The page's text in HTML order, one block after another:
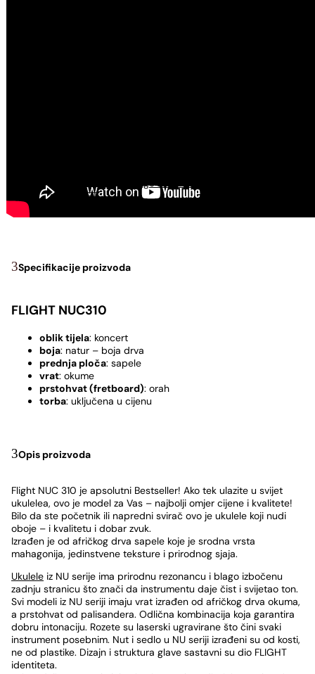
Podloge za vježbanje
OUTLET
Specifikacije proizvoda
FLIGHT NUC310
oblik tijela: koncert
boja: natur – boja drva
prednja ploča: sapele
vrat: okume
prstohvat (fretboard): orah
torba: uključena u cijenu
Opis proizvoda
Flight NUC 310 je apsolutni Bestseller! Ako tek ulazite u svijet
ukulelea, ovo je model za Vas – najbolji omjer cijene i kvalitete!
Bilo da ste početnik ili napredni svirač ovo je ukulele koji nudi
oboje – i kvalitetu i dobar zvuk.
Izrađen je od afričkog drva sapele koje je srodna vrsta
mahagonija, jedinstvene teksture i prirodnog sjaja.
Ukulele iz NU serije ima prirodnu rezonancu i blago izbočenu
zadnju stranicu što znači da instrumentu daje čist i svijetao ton.
Svi modeli iz NU seriji imaju vrat izrađen od afričkog drva okuma,
a prstohvat od palisandera. Odlična kombinacija koja garantira
dobru intonaciju. Rozete su laserski ugravirane što čini svaki
instrument posebnim. Nut i sedlo u NU seriji izrađeni su od kosti,
ne od plastike. Dizajn i struktura glave sastavni su dio FLIGHT
identiteta.